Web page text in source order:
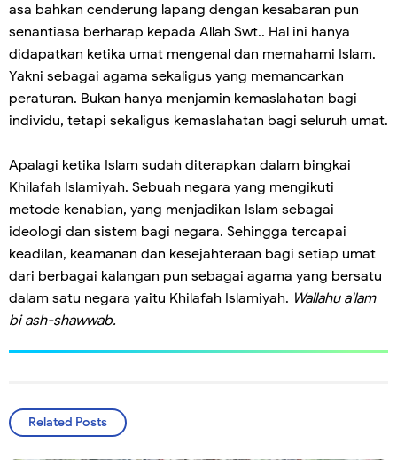
asa bahkan cenderung lapang dengan kesabaran pun
senantiasa berharap kepada Allah Swt.. Hal ini hanya
didapatkan ketika umat mengenal dan memahami Islam.
Yakni sebagai agama sekaligus yang memancarkan
peraturan. Bukan hanya menjamin kemaslahatan bagi
individu, tetapi sekaligus kemaslahatan bagi seluruh umat.
Apalagi ketika Islam sudah diterapkan dalam bingkai
Khilafah Islamiyah. Sebuah negara yang mengikuti
metode kenabian, yang menjadikan Islam sebagai
ideologi dan sistem bagi negara. Sehingga tercapai
keadilan, keamanan dan kesejahteraan bagi setiap umat
dari berbagai kalangan pun sebagai agama yang bersatu
dalam satu negara yaitu Khilafah Islamiyah. Wallahu a'lam
bi ash-shawwab.
Related Posts